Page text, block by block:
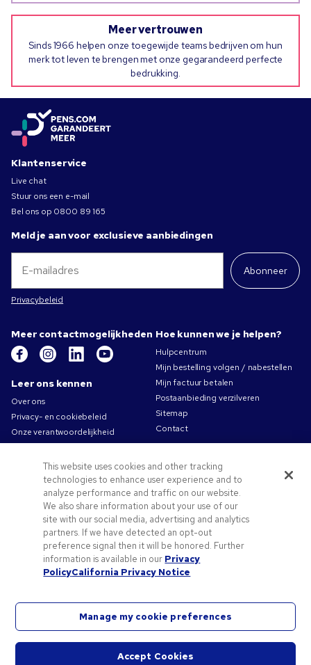
Meer vertrouwen
Sinds 1966 helpen onze toegewijde teams bedrijven om hun
merk tot leven te brengen met onze gegarandeerd perfecte
bedrukking.
Klantenservice
Live chat
Stuur ons een e-mail
Bel ons op 0800 89 165
Meld je aan voor exclusieve aanbiedingen
Abonneer
Privacybeleid
Meer contactmogelijkheden
Leer ons kennen
Over ons
Privacy- en cookiebeleid
Onze verantwoordelijkheid
Algemene verkoopsvoorwaarden
Carrières bij Pens.com
Aanbiedingen &
hulpmiddelen
Promotionele producten
Promocodes & coupons
Tips voor het aanleveren van uw logo
Hoe kunnen we je helpen?
Hulpcentrum
Mijn bestelling volgen / nabestellen
Mijn factuur betalen
Postaanbieding verzilveren
Sitemap
Contact
©2026 National Pen Company. Alle rechten voorbehouden. Pens.com en diens logo zijn
handelsmerken van National Pen Company. Alle andere handelsmerken zijn eigendom van
This website uses cookies and other tracking
technologies to enhance user experience and to
analyze performance and traffic on our website.
We also share information about your use of our
site with our social media, advertising and analytics
partners. If we have detected an opt-out
preference signal then it will be honored. Further
information is available in our Privacy
PolicyCalifornia Privacy Notice
Manage my cookie preferences
Accept Cookies